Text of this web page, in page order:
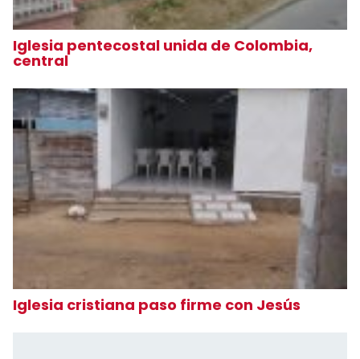
Iglesia pentecostal unida de Colombia,
central
Iglesia cristiana paso firme con Jesús